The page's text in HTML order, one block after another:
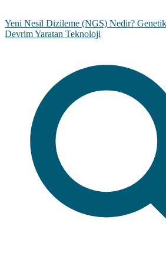
Yeni Nesil Dizileme (NGS) Nedir? Genetik
Devrim Yaratan Teknoloji